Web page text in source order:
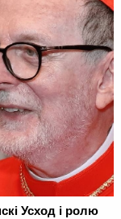
Усход і ролю